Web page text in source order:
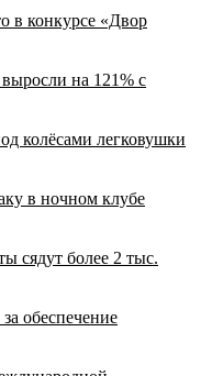
в конкурсе «Двор
на 121% с
колёсами легковушки
в ночном клубе
сядут более 2 тыс.
обеспечение